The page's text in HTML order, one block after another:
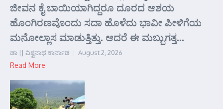
ಜೀವನ ಕೈ ಬಾಯಿಯಾಗಿದ್ದರೂ ದೂರದ ಆಶಯ
ಹೊಂಗಿರಣವೊಂದು ಸದಾ ಹೊಳೆದು ಭಾವೀ ಪೀಳಿಗೆಯ
ಮನೋಲ್ಲಾಸ ಮಾಡುತ್ತಿತ್ತು. ಆದರೆ ಈ ಮಬ್ಬುಗತ್ತ...
ಡಾ || ವಿಶ್ವನಾಥ ಕಾರ್ನಾಡ August 2, 2026
Read More